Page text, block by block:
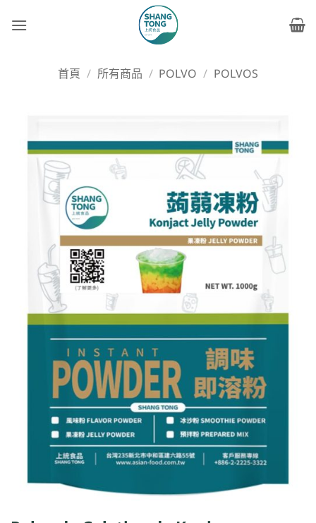
首頁 / 所有商品 / POLVO / POLVOS